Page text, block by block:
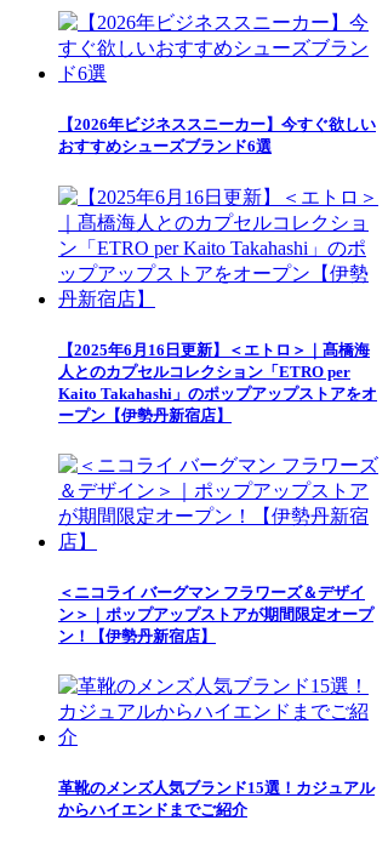
【2026年ビジネススニーカー】今すぐ欲しい
おすすめシューズブランド6選
【2025年6月16日更新】＜エトロ＞｜髙橋海
人とのカプセルコレクション「ETRO per
Kaito Takahashi」のポップアップストアをオ
ープン【伊勢丹新宿店】
＜ニコライ バーグマン フラワーズ＆デザイ
ン＞｜ポップアップストアが期間限定オープ
ン！【伊勢丹新宿店】
革靴のメンズ人気ブランド15選！カジュアル
からハイエンドまでご紹介